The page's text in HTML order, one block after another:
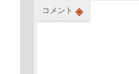
コメント ※